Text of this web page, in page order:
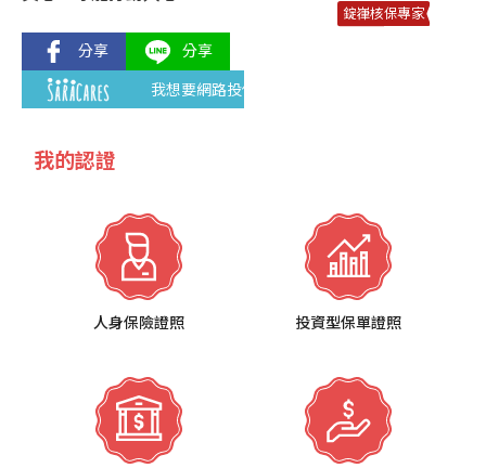
錠嵂核保專家
我想要網路投保
我的認證
人身保險證照 投資型保單證照